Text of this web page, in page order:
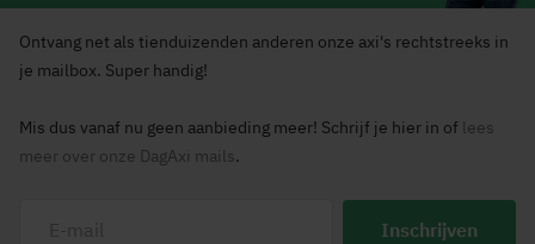
Ontvang net als tienduizenden anderen onze axi's rechtstreeks in
je mailbox. Super handig!
Mis dus vanaf nu geen aanbieding meer! Schrijf je hier in of lees
meer over onze DagAxi mails.
Inschrijven